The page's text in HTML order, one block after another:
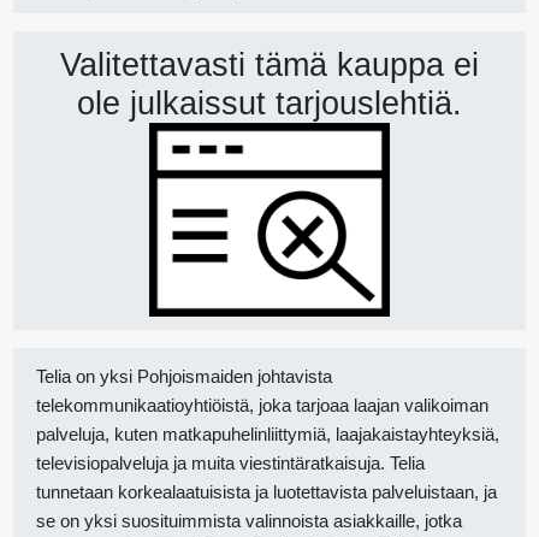
Valitettavasti tämä kauppa ei
ole julkaissut tarjouslehtiä.
Telia on yksi Pohjoismaiden johtavista
telekommunikaatioyhtiöistä, joka tarjoaa laajan valikoiman
palveluja, kuten matkapuhelinliittymiä, laajakaistayhteyksiä,
televisiopalveluja ja muita viestintäratkaisuja. Telia
tunnetaan korkealaatuisista ja luotettavista palveluistaan, ja
se on yksi suosituimmista valinnoista asiakkaille, jotka